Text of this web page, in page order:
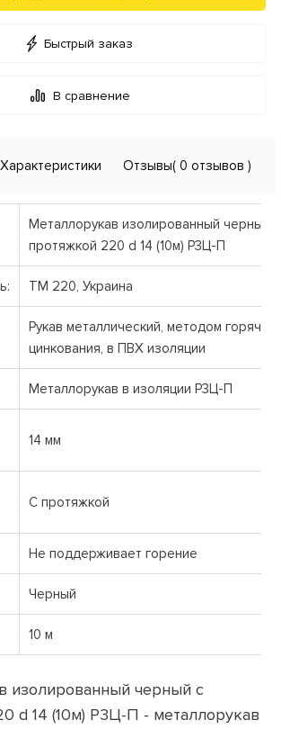
Быстрый заказ
В сравнение
Характеристики Отзывы( 0 отзывов )
Металлорукав изолированный черный с
протяжкой 220 d 14 (10м) Р3Ц-П
ТМ 220, Украина
Рукав металлический, методом
цинкования, в ПВХ изоляции
Металлорукав в изоляции Р3Ц-П
14 мм
С протяжкой
Не поддерживает горение
Черный
10 м
изолированный черный с
d 14 (10м) Р3Ц-П - металлорукав